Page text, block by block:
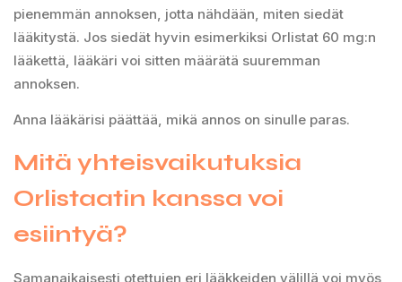
pienemmän annoksen, jotta nähdään, miten siedät
lääkitystä. Jos siedät hyvin esimerkiksi Orlistat 60 mg:n
lääkettä, lääkäri voi sitten määrätä suuremman
annoksen.
Anna lääkärisi päättää, mikä annos on sinulle paras.
Mitä yhteisvaikutuksia
Orlistaatin kanssa voi
esiintyä?
Samanaikaisesti otettujen eri lääkkeiden välillä voi myös